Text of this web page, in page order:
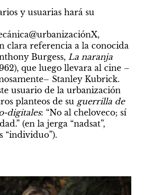
y usuarias hará su
lanaranjamecánica@urbanizaciónX,
clara referencia a la conocida
Burgess, La naranja
que luego llevara al cine –
Stanley Kubrick.
usuario de la urbanización
planteos de su guerrilla de
digitales: “No al cheloveco; sí
(en la jerga “nadsat”,
“individuo”).